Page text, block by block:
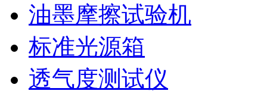
油墨摩擦试验机
标准光源箱
透气度测试仪